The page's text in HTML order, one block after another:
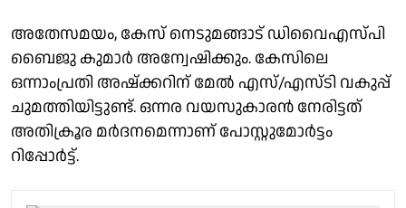
അതേസമയം, കേസ് നെടുമങ്ങാട് ഡിവൈഎസ്പി
ബൈജു കുമാര്‍ അന്വേഷിക്കും. കേസിലെ
ഒന്നാംപ്രതി അഷ്‌ക്കറിന് മേല്‍ എസ്/എസ്ടി വകുപ്പ്
ചുമത്തിയിട്ടുണ്ട്. ഒന്നര വയസുകാരന്‍ നേരിട്ടത്
അതിക്രൂര മര്‍ദനമെന്നാണ് പോസ്റ്റുമോര്‍ട്ടം
റിപ്പോര്‍ട്ട്.